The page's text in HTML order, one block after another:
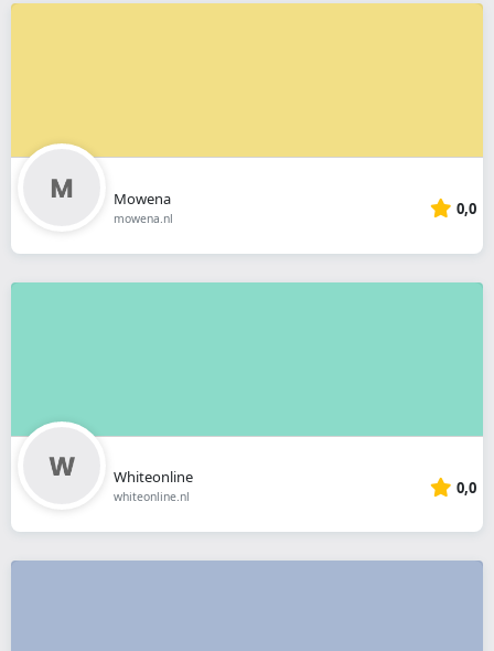
Mowena
mowena.nl 0,0
Whiteonline
whiteonline.nl 0,0